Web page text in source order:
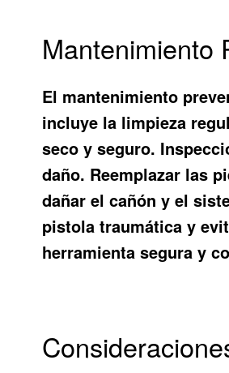
Mantenimiento
El mantenimiento
incluye la limpieza
seco y seguro.
daño. Reemplazar las
dañar el cañón y el
pistola traumática y
herramienta segura y